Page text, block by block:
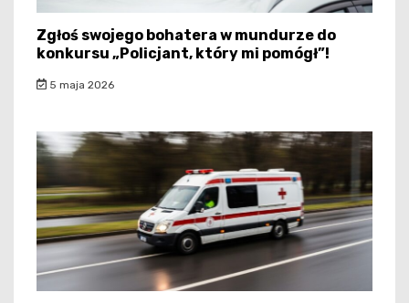
Zgłoś swojego bohatera w mundurze do
konkursu „Policjant, który mi pomógł”!
5 maja 2026